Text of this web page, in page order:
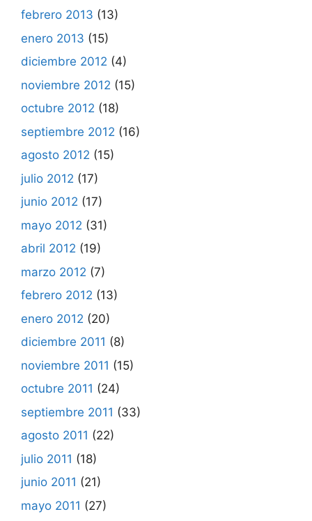
febrero 2013 (13)
enero 2013 (15)
diciembre 2012 (4)
noviembre 2012 (15)
octubre 2012 (18)
septiembre 2012 (16)
agosto 2012 (15)
julio 2012 (17)
junio 2012 (17)
mayo 2012 (31)
abril 2012 (19)
marzo 2012 (7)
febrero 2012 (13)
enero 2012 (20)
diciembre 2011 (8)
noviembre 2011 (15)
octubre 2011 (24)
septiembre 2011 (33)
agosto 2011 (22)
julio 2011 (18)
junio 2011 (21)
mayo 2011 (27)